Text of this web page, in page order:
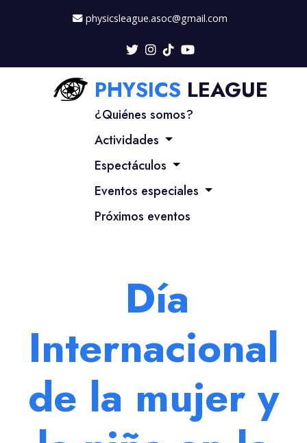
physicsleague.asoc@gmail.com
PHYSICS LEAGUE
¿Quiénes somos?
Actividades
Espectáculos
Eventos especiales
Próximos eventos
Día
Internacional
de la mujer y